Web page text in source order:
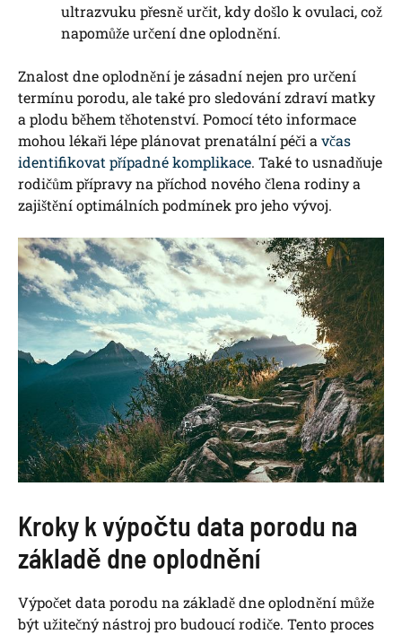
ultrazvuku přesně určit, kdy došlo k ovulaci, což
napomůže určení dne oplodnění.
Znalost dne oplodnění je zásadní nejen pro určení
termínu porodu, ale také pro sledování zdraví matky
a plodu během těhotenství. Pomocí této informace
mohou lékaři lépe plánovat prenatální péči avčas
identifikovat případné komplikace. Také to usnadňuje
rodičům přípravy na příchod nového člena rodiny a
zajištění optimálních podmínek pro jeho vývoj.
Kroky k výpočtu data porodu na
základě dne oplodnění
Výpočet data porodu na základě dne oplodnění může
být užitečný nástroj pro budoucí rodiče. Tento proces